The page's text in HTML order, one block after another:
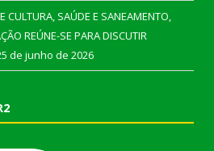
CULTURA, SAÚDE E SANEAMENTO,
REÚNE-SE PARA DISCUTIR
de junho de 2026